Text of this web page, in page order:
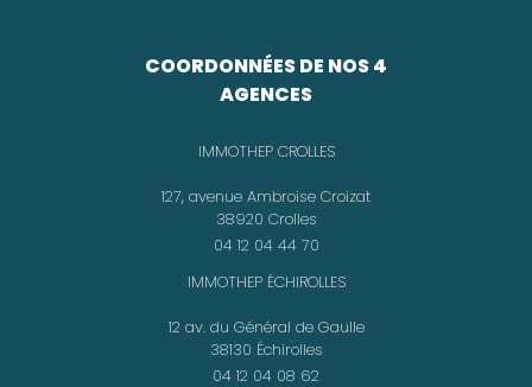
COORDONNÉES DE NOS 4
AGENCES
IMMOTHEP CROLLES
127, avenue Ambroise Croizat
38920 Crolles
04 12 04 44 70
IMMOTHEP ÉCHIROLLES
12 av. du Général de Gaulle
38130 Échirolles
04 12 04 08 62